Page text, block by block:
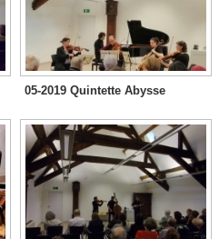
05-2019 Quintette Abysse